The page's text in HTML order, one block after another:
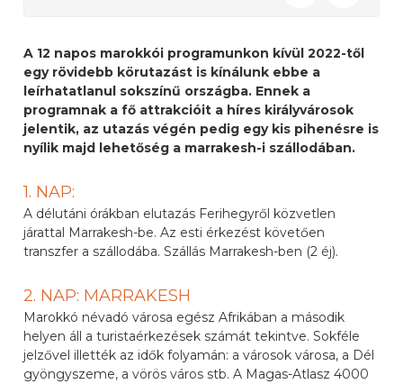
A 12 napos marokkói programunkon kívül 2022-től
egy rövidebb körutazást is kínálunk ebbe a
leírhatatlanul sokszínű országba. Ennek a
programnak a fő attrakcióit a híres királyvárosok
jelentik, az utazás végén pedig egy kis pihenésre is
nyílik majd lehetőség a marrakesh-i szállodában.
1. NAP:
A délutáni órákban elutazás Ferihegyről közvetlen
járattal Marrakesh-be. Az esti érkezést követően
transzfer a szállodába. Szállás Marrakesh-ben (2 éj).
2. NAP: MARRAKESH
Marokkó névadó városa egész Afrikában a második
helyen áll a turistaérkezések számát tekintve. Sokféle
jelzővel illették az idők folyamán: a városok városa, a Dél
gyöngyszeme, a vörös város stb. A Magas-Atlasz 4000